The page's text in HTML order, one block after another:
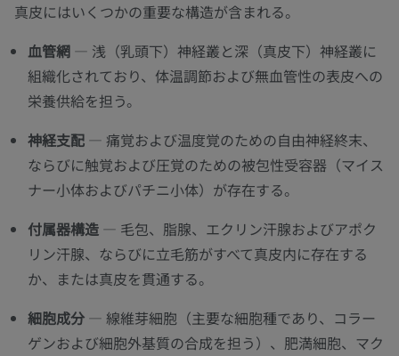
真皮にはいくつかの重要な構造が含まれる。
血管網 — 浅（乳頭下）神経叢と深（真皮下）神経叢に
組織化されており、体温調節および無血管性の表皮への
栄養供給を担う。
神経支配 — 痛覚および温度覚のための自由神経終末、
ならびに触覚および圧覚のための被包性受容器（マイス
ナー小体およびパチニ小体）が存在する。
付属器構造 — 毛包、脂腺、エクリン汗腺およびアポク
リン汗腺、ならびに立毛筋がすべて真皮内に存在する
か、または真皮を貫通する。
細胞成分 — 線維芽細胞（主要な細胞種であり、コラー
ゲンおよび細胞外基質の合成を担う）、肥満細胞、マク